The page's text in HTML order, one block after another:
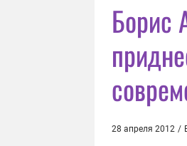
Борис
28 апреля 2012 /